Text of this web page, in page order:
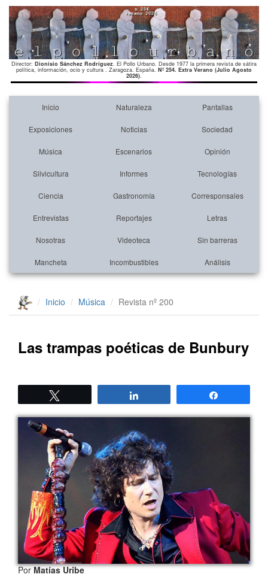
Director: Dionisio Sánchez Rodríguez. El Pollo Urbano. Desde 1977 la primera revista de sátira
política, información, ocio y cultura . Zaragoza. España. Nº 254. Extra Verano (Julio Agosto
2026).
Inicio Naturaleza Pantallas
Exposiciones Noticias Sociedad
Música Escenarios Opinión
Silvicultura Informes Tecnologías
Ciencia Gastronomía Corresponsales
Entrevistas Reportajes Letras
Nosotras Videoteca Sin barreras
Mancheta Incombustibles Análisis
Inicio Música Revista nº 200
Las trampas poéticas de Bunbury
PorMatías Uribe